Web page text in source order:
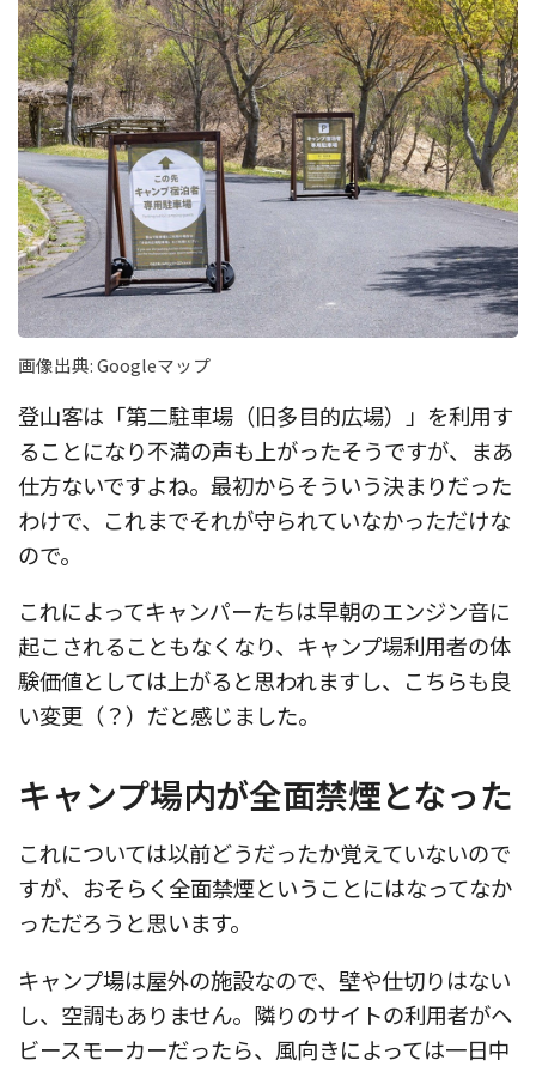
画像出典: Googleマップ
登山客は「第二駐車場（旧多目的広場）」を利用す
ることになり不満の声も上がったそうですが、まあ
仕方ないですよね。最初からそういう決まりだった
わけで、これまでそれが守られていなかっただけな
ので。
これによってキャンパーたちは早朝のエンジン音に
起こされることもなくなり、キャンプ場利用者の体
験価値としては上がると思われますし、こちらも良
い変更（？）だと感じました。
キャンプ場内が全面禁煙となった
これについては以前どうだったか覚えていないので
すが、おそらく全面禁煙ということにはなってなか
っただろうと思います。
キャンプ場は屋外の施設なので、壁や仕切りはない
し、空調もありません。隣りのサイトの利用者がヘ
ビースモーカーだったら、風向きによっては一日中